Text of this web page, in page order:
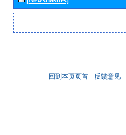
回到本页页首 - 反馈意见 -